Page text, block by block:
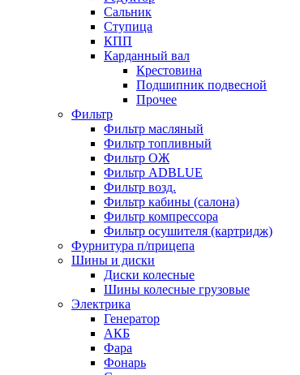
Сальник
Ступица
КПП
Карданный вал
Крестовина
Подшипник подвесной
Прочее
Фильтр
Фильтр масляный
Фильтр топливный
Фильтр ОЖ
Фильтр ADBLUE
Фильтр возд.
Фильтр кабины (салона)
Фильтр компрессора
Фильтр осушителя (картридж)
Фурнитура п/прицепа
Шины и диски
Диски колесные
Шины колесные грузовые
Электрика
Генератор
АКБ
Фара
Фонарь